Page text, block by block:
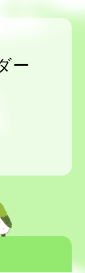
ー